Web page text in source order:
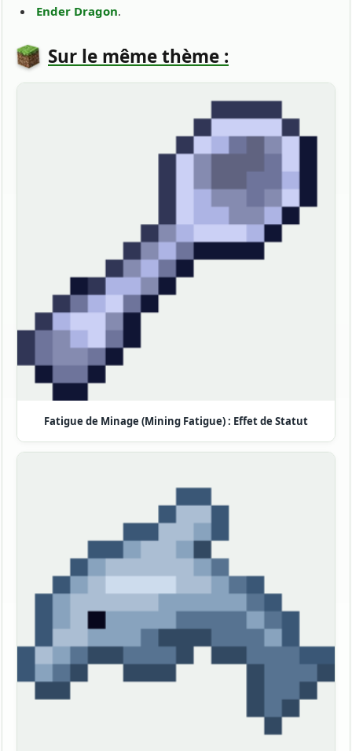
Ender Dragon.
Sur le même thème :
Fatigue de Minage (Mining Fatigue) : Effet de Statut